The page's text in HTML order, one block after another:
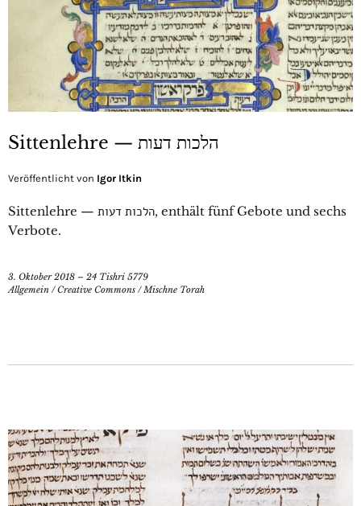
Sittenlehre — הלכות דעות
Veröffentlicht von Igor Itkin
Sittenlehre — הלכות דעות, enthält fünf Gebote und sechs
Verbote.
3. Oktober 2018 – 24 Tishri 5779
Allgemein /Creative Commons /Mischne Torah